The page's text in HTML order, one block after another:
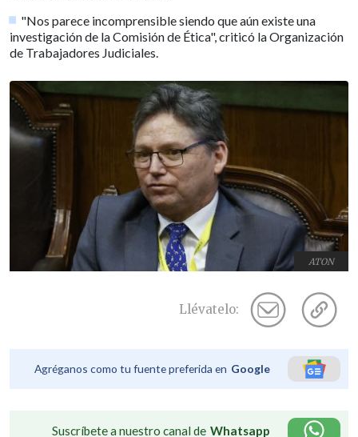
"Nos parece incomprensible siendo que aún existe una
investigación de la Comisión de Ética", criticó la Organización
de Trabajadores Judiciales.
ATON
Llévatelo:
Agréganos como tu fuente preferida en Google
Suscríbete a nuestro canal de Whatsapp